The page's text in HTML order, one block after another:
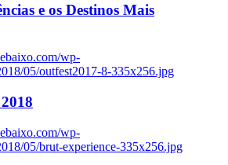
e os Destinos Mais
wp-
05/outfest2017-8-335x256.jpg
wp-
05/brut-experience-335x256.jpg